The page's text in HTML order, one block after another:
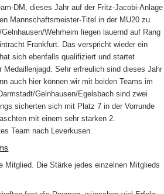
DM, dieses Jahr auf der Fritz-Jacobi-Anlage
Mannschaftsmeister-Titel in der MU20 zu
Wehrheim liegen lauernd auf Rang
Frankfurt. Das verspricht wieder ein
sich ebenfalls qualifiziert und startet
Sehr erfreulich sind dieses Jahr
auch hier können wir mit beiden Teams im
Gelnhausen/Egelsbach sind zwei
sicherten sich mit Platz 7 in der Vorrunde
mit einem sehr starken 2.
Team nach Leverkusen.
Mitglied. Die Stärke jedes einzelnen Mitglieds